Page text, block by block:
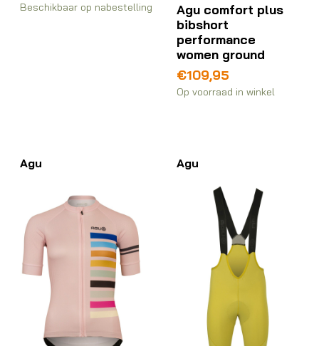
was:
is:
Beschikbaar op nabestelling
Agu comfort plus
bibshort
performance
women ground
€109,95
Op voorraad in winkel
Agu Agu